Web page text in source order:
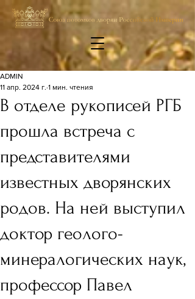
В отделе рукописей РГБ
прошла встреча с
представителями
известных дворянских
родов. На ней выступил
доктор геолого-
минералогических наук,
профессор Павел
ADMIN
11 апр. 2024 г. 1 мин. чтения